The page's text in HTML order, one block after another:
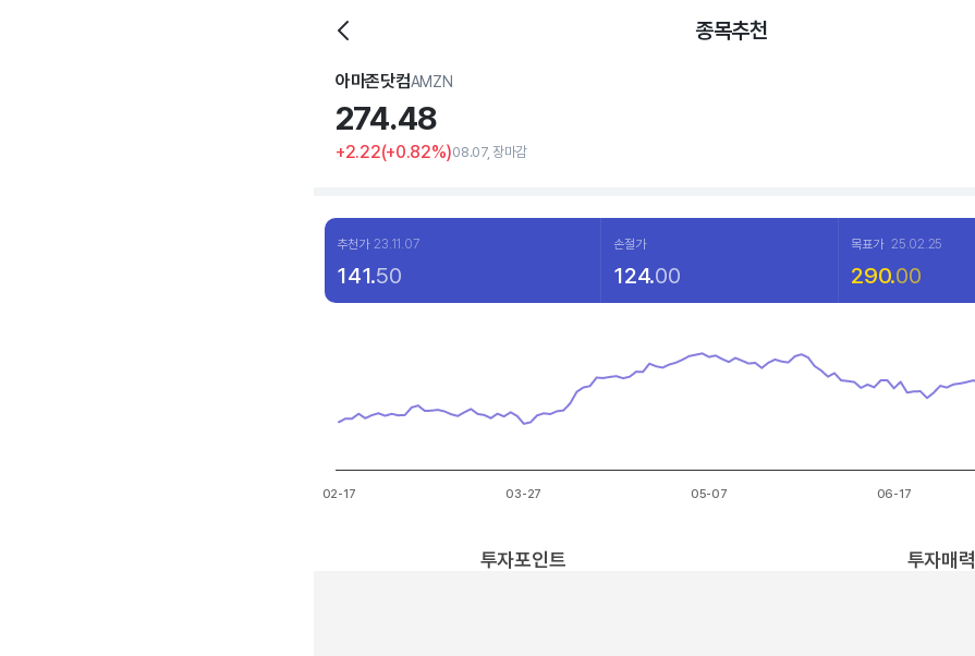
종목추천
아마존닷컴AMZN
274.48
+2.22(+0.82%)08.07, 장마감
추천가 23.11.07 손절가 목표가 25.02.25
141.50 124.00 290.00
The chart has 1 X axis displaying categories.
The chart has 1 Y axis displaying values. Data ranges from 199.34 to 284.02.
02-17 03-27 05-07 06-17
투자포인트 투자매력